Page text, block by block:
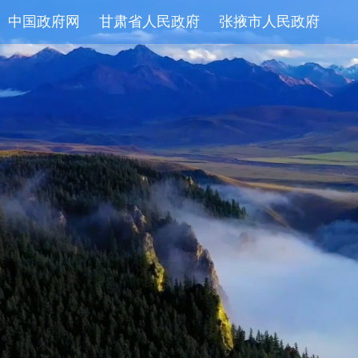
中国政府网 甘肃省人民政府 张掖市人民政府